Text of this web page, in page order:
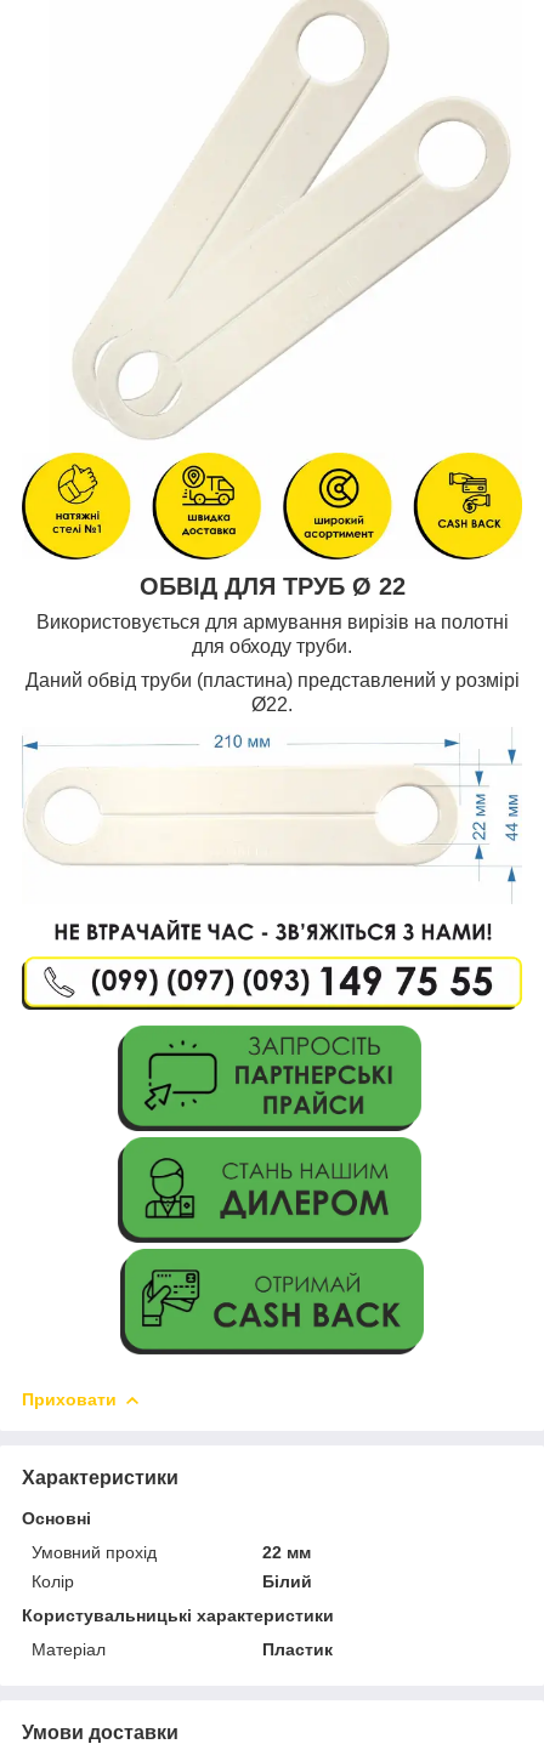
ОБВІД ДЛЯ ТРУБ Ø 22
Використовується для армування вирізів на полотні
для обходу труби.
Даний обвід труби (пластина) представлений у розмірі
Ø22.
Приховати
Характеристики
Основні
Умовний прохід
22 мм
Колір
Білий
Користувальницькі характеристики
Матеріал
Пластик
Умови доставки